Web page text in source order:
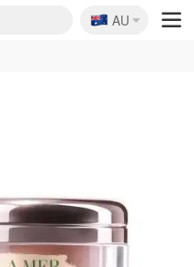
🇦🇺
AU